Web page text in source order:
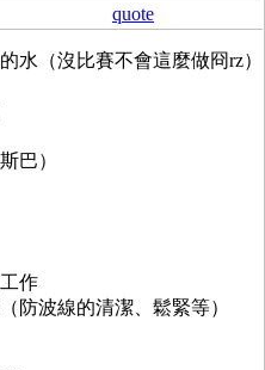
quote
水（沒比賽不會這麼做冏rz）
巴）
作
防波線的清潔、鬆緊等）